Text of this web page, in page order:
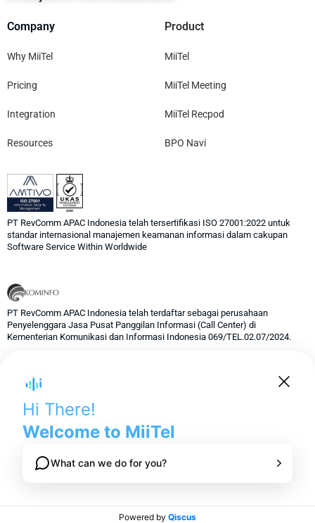
Company
Why MiiTel
Pricing
Integration
Resources
Product
MiiTel
MiiTel Meeting
MiiTel Recpod
BPO Navi
PT RevComm APAC Indonesia telah tersertifikasi ISO 27001:2022 untuk
standar internasional manajemen keamanan informasi dalam cakupan
Software Service Within Worldwide
PT RevComm APAC Indonesia telah terdaftar sebagai perusahaan
Penyelenggara Jasa Pusat Panggilan Informasi (Call Center) di
Kementerian Komunikasi dan Informasi Indonesia 069/TEL.02.07/2024.
© 2024 RevComm Inc. All rights reserved.
Privacy Policy